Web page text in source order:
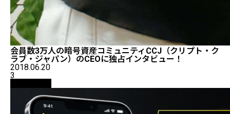
会員数3万人の暗号資産コミュニティCCJ（クリプト・ク
ラブ・ジャパン）のCEOに独占インタビュー！
2018.06.20
3